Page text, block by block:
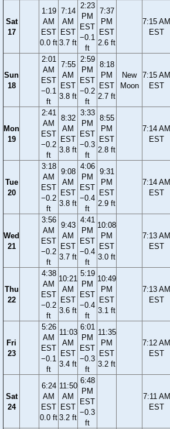
Sat
17
1:19
AM
EST
0.0 ft
7:14
AM
EST
3.7 ft
2:23
PM
EST
−0.1
ft
7:37
PM
EST
2.6 ft
7:15 AM
EST
Sun
18
2:01
AM
EST
−0.1
ft
7:55
AM
EST
3.8 ft
2:59
PM
EST
−0.2
ft
8:18
PM
EST
2.7 ft
New
Moon
7:15 AM
EST
Mon
19
2:41
AM
EST
−0.2
ft
8:32
AM
EST
3.8 ft
3:33
PM
EST
−0.3
ft
8:55
PM
EST
2.8 ft
7:14 AM
EST
Tue
20
3:18
AM
EST
−0.2
ft
9:08
AM
EST
3.8 ft
4:06
PM
EST
−0.4
ft
9:31
PM
EST
2.9 ft
7:14 AM
EST
Wed
21
3:56
AM
EST
−0.2
ft
9:43
AM
EST
3.7 ft
4:41
PM
EST
−0.4
ft
10:08
PM
EST
3.0 ft
7:13 AM
EST
Thu
22
4:38
AM
EST
−0.2
ft
10:21
AM
EST
3.6 ft
5:19
PM
EST
−0.4
ft
10:49
PM
EST
3.1 ft
7:13 AM
EST
Fri
23
5:26
AM
EST
−0.1
ft
11:03
AM
EST
3.4 ft
6:01
PM
EST
−0.3
ft
11:35
PM
EST
3.2 ft
7:12 AM
EST
Sat
24
6:24
AM
EST
0.0 ft
11:50
AM
EST
3.2 ft
6:48
PM
EST
−0.3
ft
7:11 AM
EST